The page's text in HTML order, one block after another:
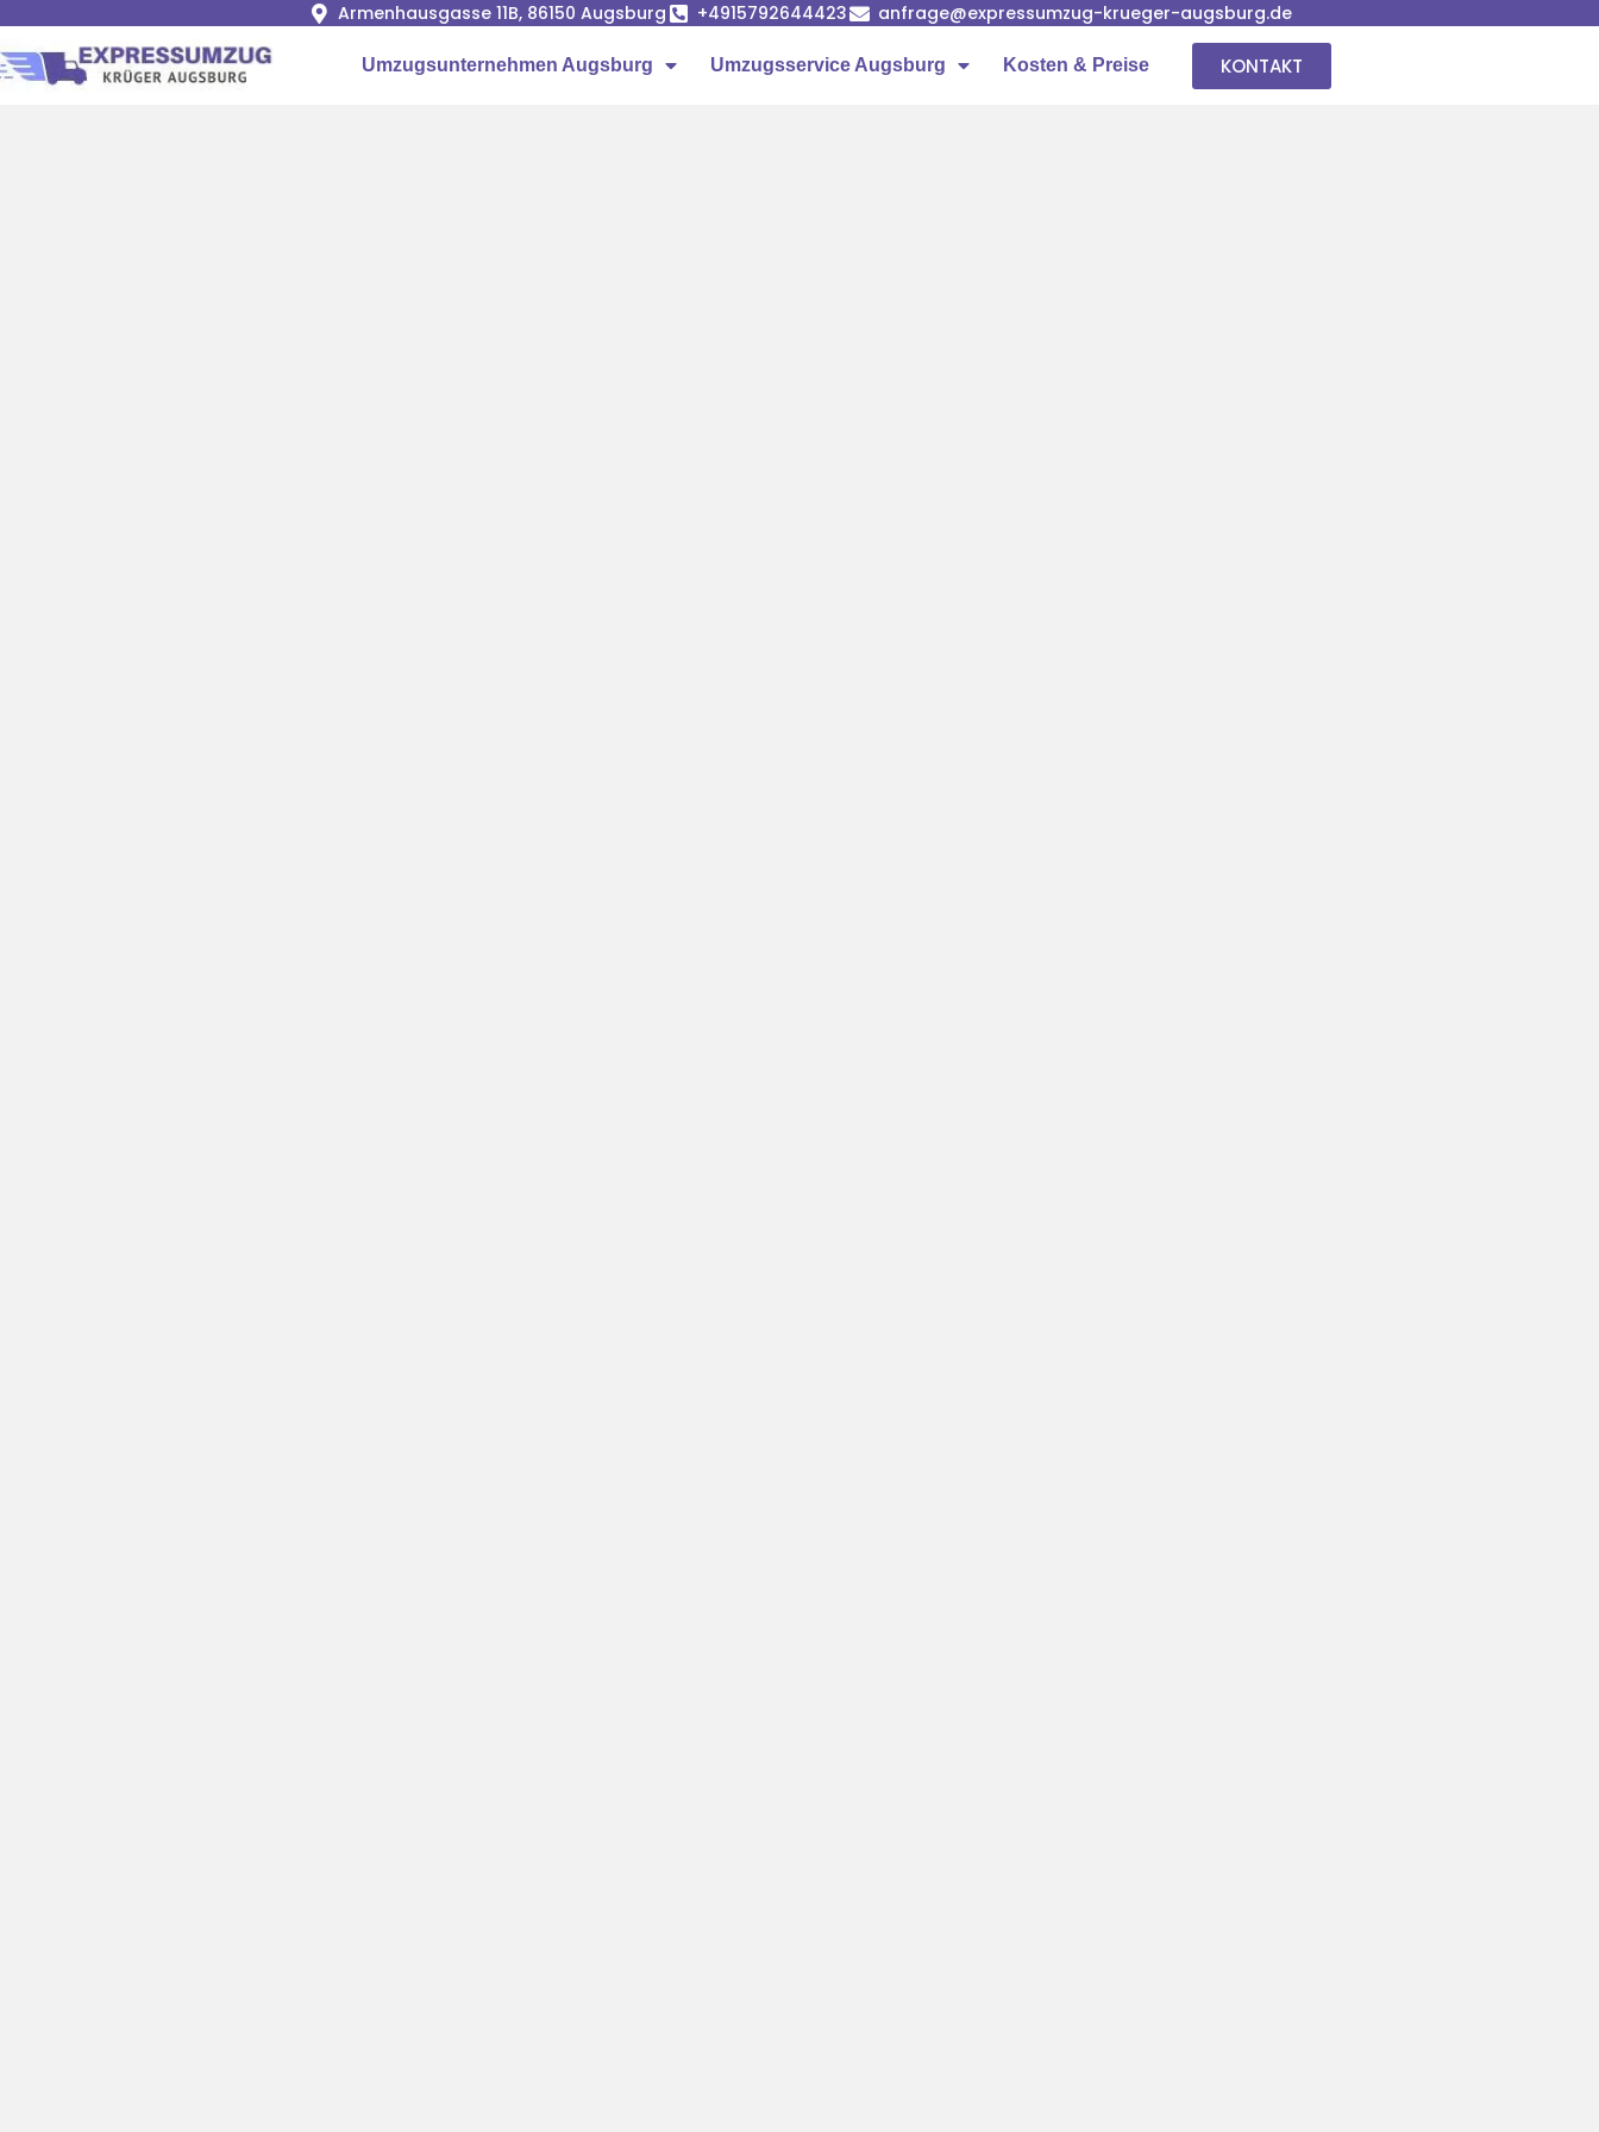
Armenhausgasse 11B, 86150 Augsburg +4915792644423 anfrage@expressumzug-krueger-augsburg.de
Umzugsunternehmen Augsburg Umzugsservice Augsburg Kosten & Preise KONTAKT